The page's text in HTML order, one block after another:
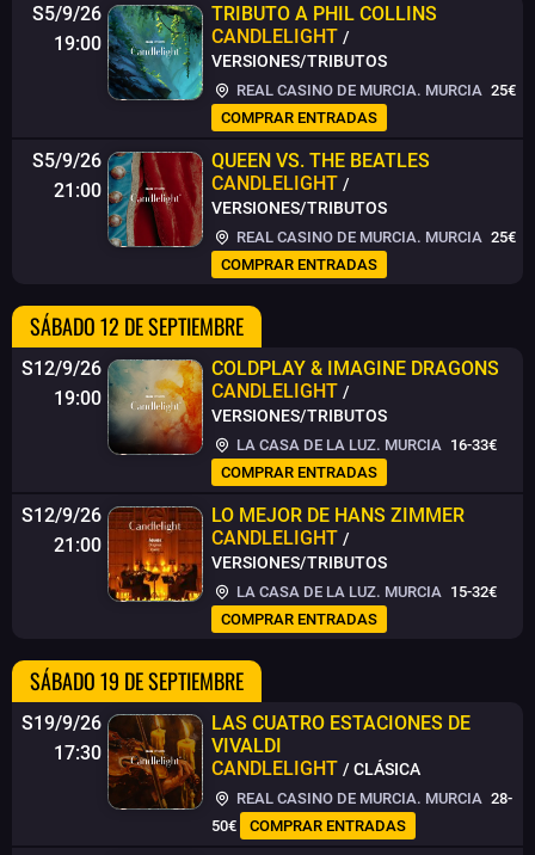
S5/9/26
19:00
TRIBUTO A PHIL COLLINS
CANDLELIGHT /
VERSIONES/TRIBUTOS
REAL CASINO DE MURCIA. MURCIA 25€
COMPRAR ENTRADAS
S5/9/26
21:00
QUEEN VS. THE BEATLES
CANDLELIGHT /
VERSIONES/TRIBUTOS
REAL CASINO DE MURCIA. MURCIA 25€
COMPRAR ENTRADAS
SÁBADO 12 DE SEPTIEMBRE
S12/9/26
19:00
COLDPLAY & IMAGINE DRAGONS
CANDLELIGHT /
VERSIONES/TRIBUTOS
LA CASA DE LA LUZ. MURCIA 16-33€
COMPRAR ENTRADAS
S12/9/26
21:00
LO MEJOR DE HANS ZIMMER
CANDLELIGHT /
VERSIONES/TRIBUTOS
LA CASA DE LA LUZ. MURCIA 15-32€
COMPRAR ENTRADAS
SÁBADO 19 DE SEPTIEMBRE
S19/9/26
17:30
LAS CUATRO ESTACIONES DE
VIVALDI
CANDLELIGHT / CLÁSICA
REAL CASINO DE MURCIA. MURCIA 28-
50€
COMPRAR ENTRADAS